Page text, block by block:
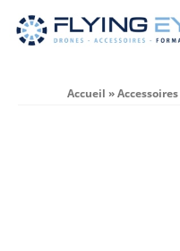
Accueil »Accessoires